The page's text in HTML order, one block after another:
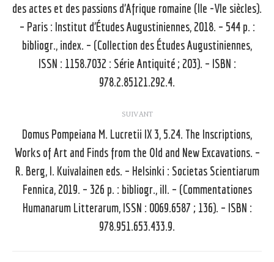
Article
précédent
:
des actes et des passions d’Afrique romaine (IIe -VIe siècles).
– Paris : Institut d’Études Augustiniennes, 2018. – 544 p. :
bibliogr., index. – (Collection des Études Augustiniennes,
ISSN : 1158.7032 : Série Antiquité ; 203). – ISBN :
978.2.85121.292.4.
SUIVANT
Article
suivant
:
Domus Pompeiana M. Lucretii IX 3, 5.24. The Inscriptions,
Works of Art and Finds from the Old and New Excavations. –
R. Berg, I. Kuivalainen eds. – Helsinki : Societas Scientiarum
Fennica, 2019. – 326 p. : bibliogr., ill. – (Commentationes
Humanarum Litterarum, ISSN : 0069.6587 ; 136). – ISBN :
978.951.653.433.9.